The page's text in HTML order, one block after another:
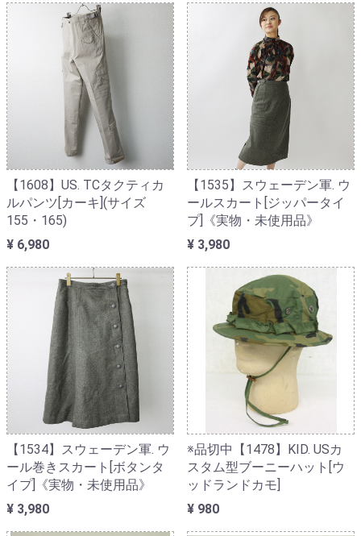
【1608】US. TCタクティカ
ルパンツ[カーキ](サイズ
155・165)
¥ 6,980
【1535】スウェーデン軍. ウ
ールスカート[ジッパータイ
プ]《実物・未使用品》
¥ 3,980
【1534】スウェーデン軍. ウ
ール巻きスカート[ボタンタ
イプ]《実物・未使用品》
¥ 3,980
※品切中【1478】KID. USカ
スタム型ブーニーハット[ウ
ッドランドカモ]
¥ 980